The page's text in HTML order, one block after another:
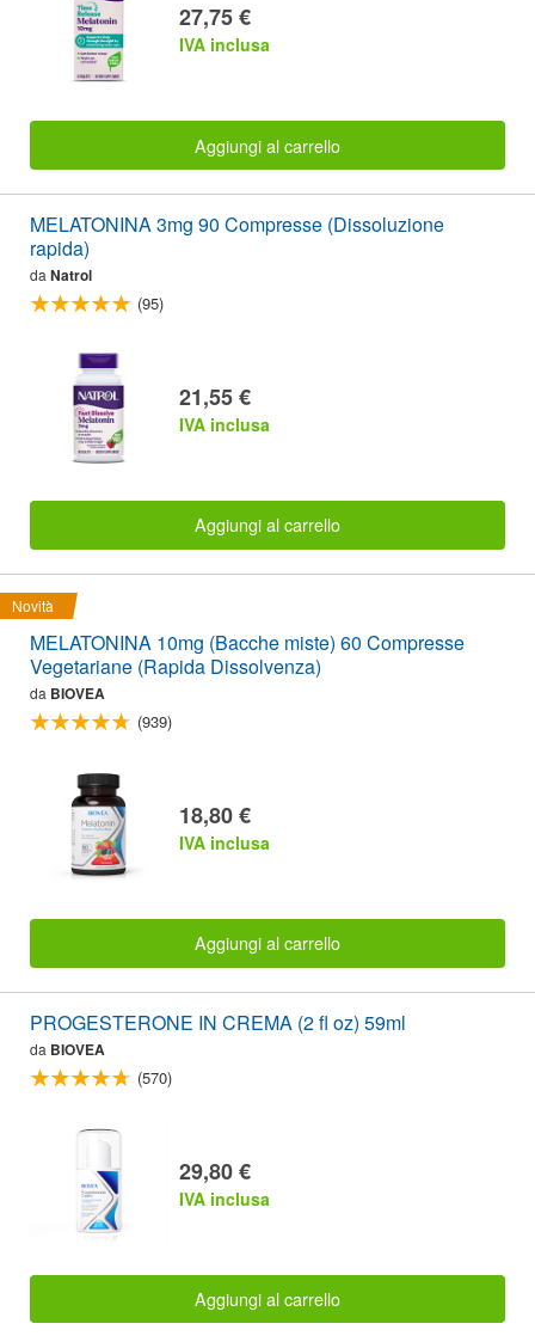
27,75 €
IVA inclusa
Aggiungi al carrello
MELATONINA 3mg 90 Compresse (Dissoluzione
rapida)
da Natrol
(95)
21,55 €
IVA inclusa
Aggiungi al carrello
Novità
MELATONINA 10mg (Bacche miste) 60 Compresse
Vegetariane (Rapida Dissolvenza)
da BIOVEA
(939)
18,80 €
IVA inclusa
Aggiungi al carrello
PROGESTERONE IN CREMA (2 fl oz) 59ml
da BIOVEA
(570)
29,80 €
IVA inclusa
Aggiungi al carrello